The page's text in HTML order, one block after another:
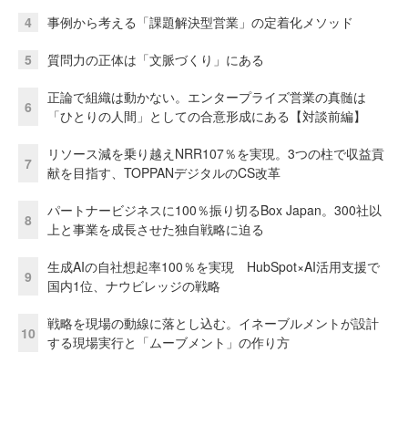
4 事例から考える「課題解決型営業」の定着化メソッド
5 質問力の正体は「文脈づくり」にある
6
正論で組織は動かない。エンタープライズ営業の真髄は
「ひとりの人間」としての合意形成にある【対談前編】
7
リソース減を乗り越えNRR107％を実現。3つの柱で収益貢
献を目指す、TOPPANデジタルのCS改革
8
パートナービジネスに100％振り切るBox Japan。300社以
上と事業を成長させた独自戦略に迫る
9
生成AIの自社想起率100％を実現 HubSpot×AI活用支援で
国内1位、ナウビレッジの戦略
10
戦略を現場の動線に落とし込む。イネーブルメントが設計
する現場実行と「ムーブメント」の作り方